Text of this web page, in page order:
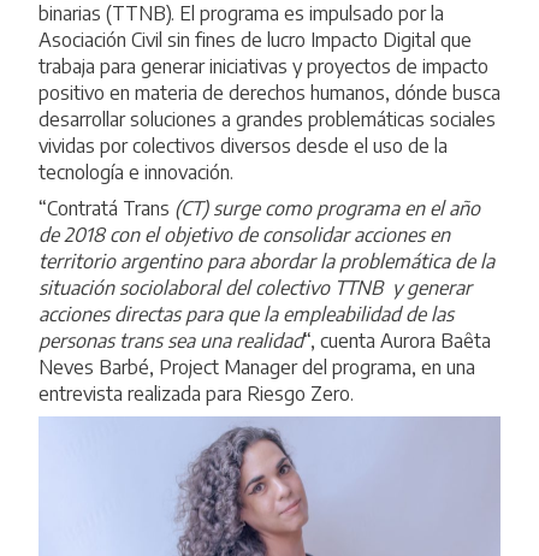
binarias (TTNB). El programa es impulsado por la
Asociación Civil sin fines de lucro Impacto Digital que
trabaja para generar iniciativas y proyectos de impacto
positivo en materia de derechos humanos, dónde busca
desarrollar soluciones a grandes problemáticas sociales
vividas por colectivos diversos desde el uso de la
tecnología e innovación.
“Contratá Trans (CT) surge como programa en el año
de 2018 con el objetivo de consolidar acciones en
territorio argentino para abordar la problemática de la
situación sociolaboral del colectivo TTNB y generar
acciones directas para que la empleabilidad de las
personas trans sea una realidad“, cuenta Aurora Baêta
Neves Barbé, Project Manager del programa, en una
entrevista realizada para Riesgo Zero.